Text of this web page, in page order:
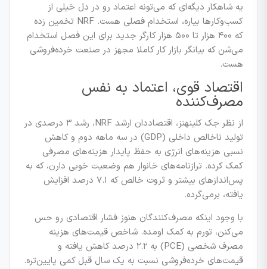
یه شاهکار دیگه‌ای که می‌تونه اعتماد رو در دل خیلی از
کسب‌وکارها بیاره، استخدام فصلی هست. NRF تخمین زده
که ۴۰۰ هزار تا ۵۰۰ هزار کارگر جدید برای این فصل استخدام
می‌شن که بیانگر بازار کار کاملا مجهز در صنعت خرده‌فروشی
هست.
اقتصاد قوی، اعتماد به نفس
مصرف‌کننده
از نظر جک کلینهنز، اقتصاددان ارشد NRF، رشد ۳ درصدی در
تولید ناخالص داخلی (GDP) در سه ماهه دوم و کاهش
نسبی هزینه‌های انرژی به حفظ پایدار هزینه‌های مصرفی
کمک کرده. ترازنامه‌های خانوار هم وضعیت خوبی دارن، که به
پس‌اندازهای بیشتر و ثروت خالص که ۷.۱ درصد افزایش
یافته، برمی‌گرده.
با وجود اینکه مصرف‌کنندگان هنوز فشار اقتصادی رو حس
می‌کنن، تورم به کمک اومده. شاخص قیمت‌های هزینه
مصرف شخصی (PCE) به ۲.۲ درصد کاهش یافته و
قیمت‌های خرده‌فروشی نسبت به یک سال قبل کمی پایین‌تره.